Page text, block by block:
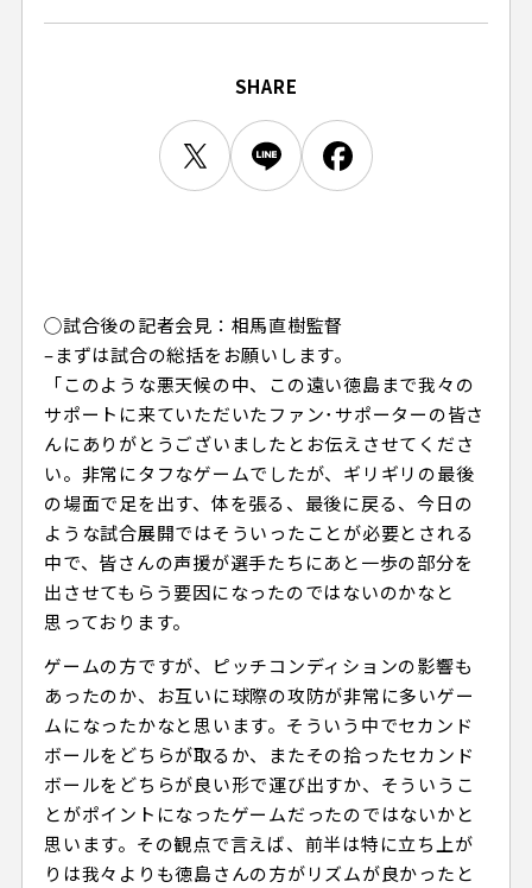
試合運営管理規程
ＦＣ町田ゼルビアスポーツクラブ
ＦＣ町田ゼルビアアカデミー
LINEミニアプリプライバシーポリシー
SHARE
◯試合後の記者会見：相馬直樹監督
–まずは試合の総括をお願いします。
「このような悪天候の中、この遠い徳島まで我々の
サポートに来ていただいたファン･サポーターの皆さ
んにありがとうございましたとお伝えさせてくださ
い。非常にタフなゲームでしたが、ギリギリの最後
の場面で足を出す、体を張る、最後に戻る、今日の
ような試合展開ではそういったことが必要とされる
中で、皆さんの声援が選手たちにあと一歩の部分を
出させてもらう要因になったのではないのかなと
思っております。
ゲームの方ですが、ピッチコンディションの影響も
あったのか、お互いに球際の攻防が非常に多いゲー
ムになったかなと思います。そういう中でセカンド
ボールをどちらが取るか、またその拾ったセカンド
ボールをどちらが良い形で運び出すか、そういうこ
とがポイントになったゲームだったのではないかと
思います。その観点で言えば、前半は特に立ち上が
りは我々よりも徳島さんの方がリズムが良かったと